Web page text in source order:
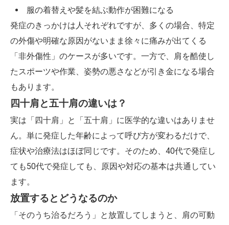
服の着替えや髪を結ぶ動作が困難になる
発症のきっかけは人それぞれですが、多くの場合、特定
の外傷や明確な原因がないまま徐々に痛みが出てくる
「非外傷性」のケースが多いです。一方で、肩を酷使し
たスポーツや作業、姿勢の悪さなどが引き金になる場合
もあります。
四十肩と五十肩の違いは？
実は「四十肩」と「五十肩」に医学的な違いはありませ
ん。単に発症した年齢によって呼び方が変わるだけで、
症状や治療法はほぼ同じです。そのため、40代で発症し
ても50代で発症しても、原因や対応の基本は共通してい
ます。
放置するとどうなるのか
「そのうち治るだろう」と放置してしまうと、肩の可動